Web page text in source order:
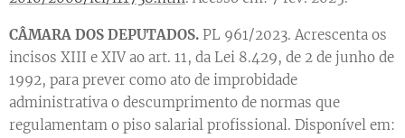
CÂMARA DOS DEPUTADOS. PL 961/2023. Acrescenta os
incisos XIII e XIV ao art. 11, da Lei 8.429, de 2 de junho de
1992, para prever como ato de improbidade
administrativa o descumprimento de normas que
regulamentam o piso salarial profissional. Disponível em: